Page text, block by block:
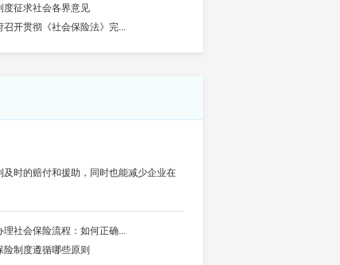
度征求社会各界意见
召开贯彻《社会保险法》完...
时的赔付和援助，同时也能减少企业在
理社会保险流程：如何正确...
险制度遵循哪些原则